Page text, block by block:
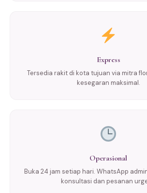
Express
Tersedia rakit di kota tujuan via mitra
kesegaran maksimal.
Operasional
Buka 24 jam setiap hari. WhatsApp
konsultasi dan pesanan